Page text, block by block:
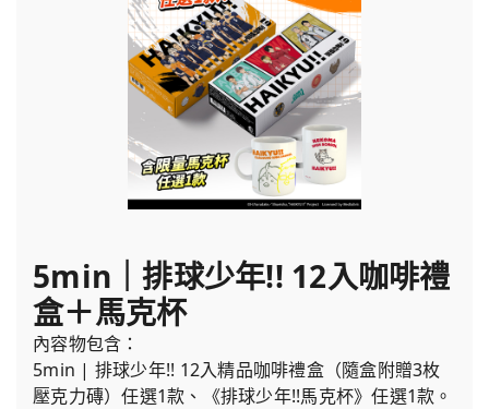
5min｜排球少年!! 12入咖啡禮
盒＋馬克杯
內容物包含：
5min | 排球少年!! 12入精品咖啡禮盒（隨盒附贈3枚
壓克力磚）任選1款、《排球少年!!馬克杯》任選1款。